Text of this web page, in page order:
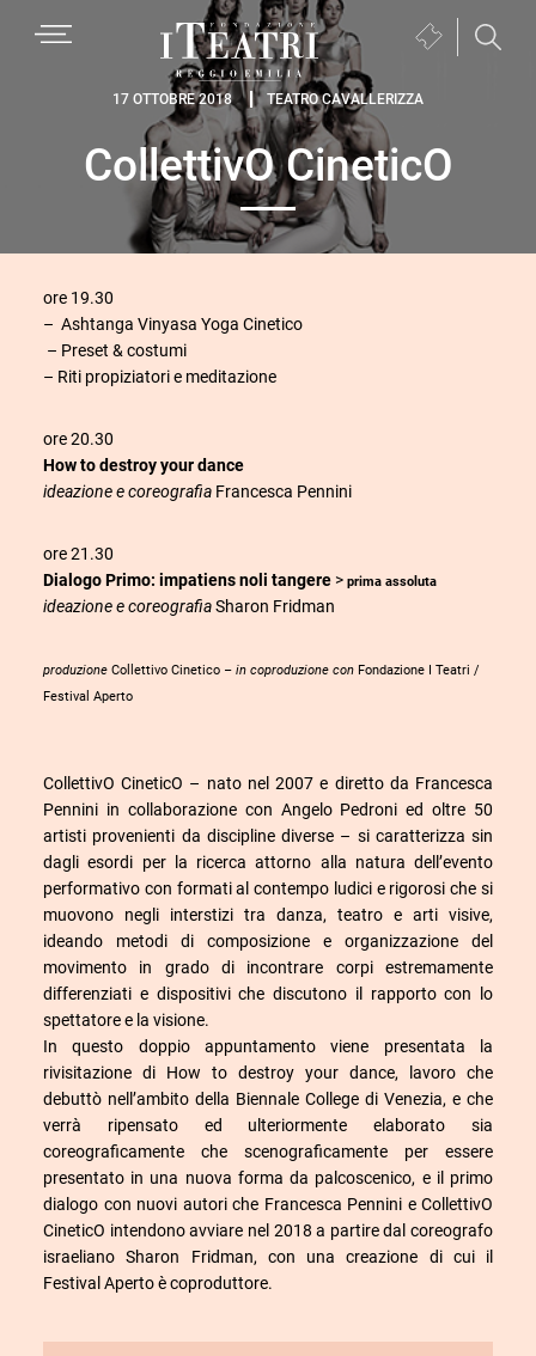
Fondazione
I
Teatri
Reggio
Emilia
Biglietteria
una
17 OTTOBRE 2018 TEATRO CAVALLERIZZA
CollettivO CineticO
ore 19.30
– Ashtanga Vinyasa Yoga Cinetico
– Preset & costumi
– Riti propiziatori e meditazione
ore 20.30
How to destroy your dance
ideazione e coreografia Francesca Pennini
ore 21.30
Dialogo Primo: impatiens noli tangere > prima assoluta
ideazione e coreografiaSharon Fridman
produzione Collettivo Cinetico – in coproduzione con Fondazione I Teatri /
Festival Aperto
CollettivO CineticO – nato nel 2007 e diretto da Francesca
Pennini in collaborazione con Angelo Pedroni ed oltre 50
artisti provenienti da discipline diverse – si caratterizza sin
dagli esordi per la ricerca attorno alla natura dell’evento
performativo con formati al contempo ludici e rigorosi che si
muovono negli interstizi tra danza, teatro e arti visive,
ideando metodi di composizione e organizzazione del
movimento in grado di incontrare corpi estremamente
differenziati e dispositivi che discutono il rapporto con lo
spettatore e la visione.
In questo doppio appuntamento viene presentata la
rivisitazione di How to destroy your dance, lavoro che
debuttò nell’ambito della Biennale College di Venezia, e che
verrà ripensato ed ulteriormente elaborato sia
coreograficamente che scenograficamente per essere
presentato in una nuova forma da palcoscenico, e il primo
dialogo con nuovi autori che Francesca Pennini e CollettivO
CineticO intendono avviare nel 2018 a partire dal coreografo
israeliano Sharon Fridman, con una creazione di cui il
Festival Aperto è coproduttore.